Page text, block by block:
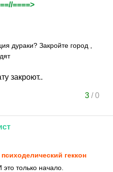
====>
дураки? Закройте город ,
закроют..
3/0
геккон
только начало.